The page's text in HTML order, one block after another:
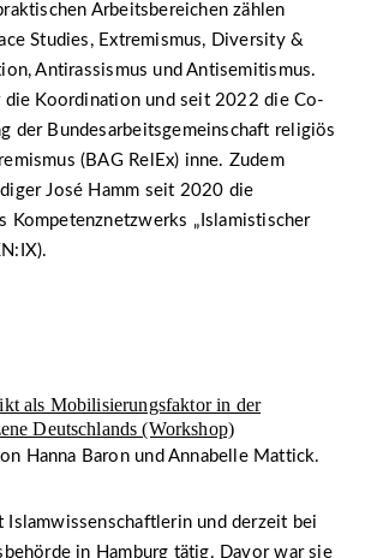
Arbeitsbereichen zählen
Studies, Extremismus, Diversity &
Antirassismus und Antisemitismus.
die Koordination und seit 2022 die Co-
der Bundesarbeitsgemeinschaft religiös
(BAG RelEx) inne. Zudem
José Hamm seit 2020 die
Kompetenznetzwerks „Islamistischer
als Mobilisierungsfaktor in der
Deutschlands (Workshop)
Hanna Baron und Annabelle Mattick.
Islamwissenschaftlerin und derzeit bei
in Hamburg tätig. Davor war sie